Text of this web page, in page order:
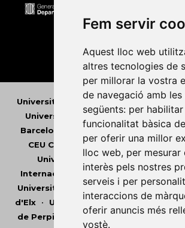
Fem servir
Aquest lloc web
altres tecnologies de
per millorar la vostra
de navegació amb
següents: per habilitar
funcionalitat bàsica
per oferir una millor
lloc web, per mesurar
interès pels nostres
serveis i per
interaccions de
oferir anuncis més
vostè.
Universitat Abat Oliba CEU•
Universitat d'Andorra•Universitat
Barcelona
Universitat de
CEU Cardenal Herrera•Universitat
Universitat de les Illes Balears•
Internacional de Catalunya•
Universitat de Lleida• Universitat
d'Elx• Universitat Oberta de
de Perpinyà Via Domitia•